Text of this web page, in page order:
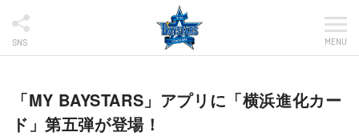
SNS MENU
「MY BAYSTARS」アプリに「横浜進化カー
ド」第五弾が登場！